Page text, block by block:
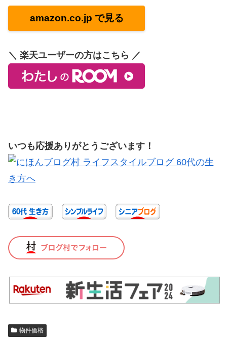
amazon.co.jp で見る
＼ 楽天ユーザーの方はこちら ／
いつも応援ありがとうございます！
物件価格